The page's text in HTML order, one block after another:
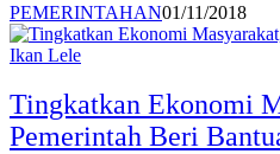
PEMERINTAHAN01/11/2018
Tingkatkan Ekonomi
Pemerintah Beri